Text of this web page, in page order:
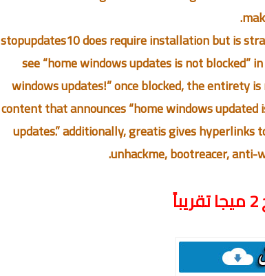
stopupdates10 does require installation but is
see “home windows updates is not
windows updates!” once blocked, the entirety
content that announces “home windows
updates.” additionally, greatis gives
unhackme, bootreacer, anti-